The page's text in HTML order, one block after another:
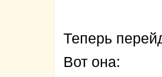
Теперь
Вот она: